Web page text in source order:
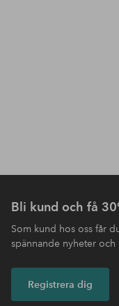
Bli kund och få
Som kund hos oss får
spännande nyheter
Registrera dig